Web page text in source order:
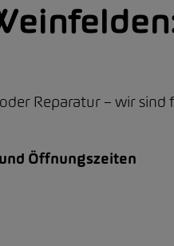
Reparatur – wir sind
Öffnungszeiten